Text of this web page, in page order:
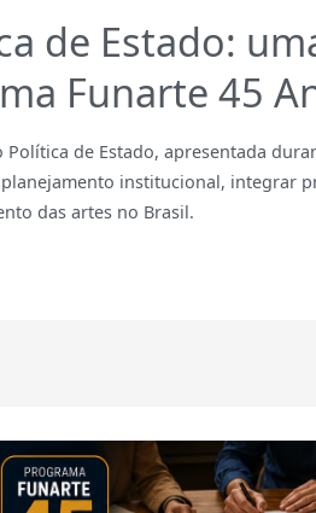
de Estado:
Funarte 45
de Estado, apresentada
institucional, integrar
das artes no Brasil.